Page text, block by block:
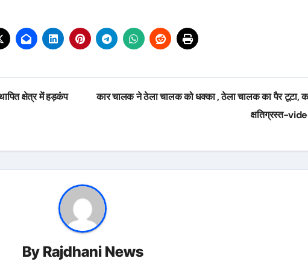
क्षेत्र में हड़कंप
कार चालक ने ठेला चालक को धक्का , ठेला चालक का पैर टूटा,
क्षतिग्रस्त-
By Rajdhani News